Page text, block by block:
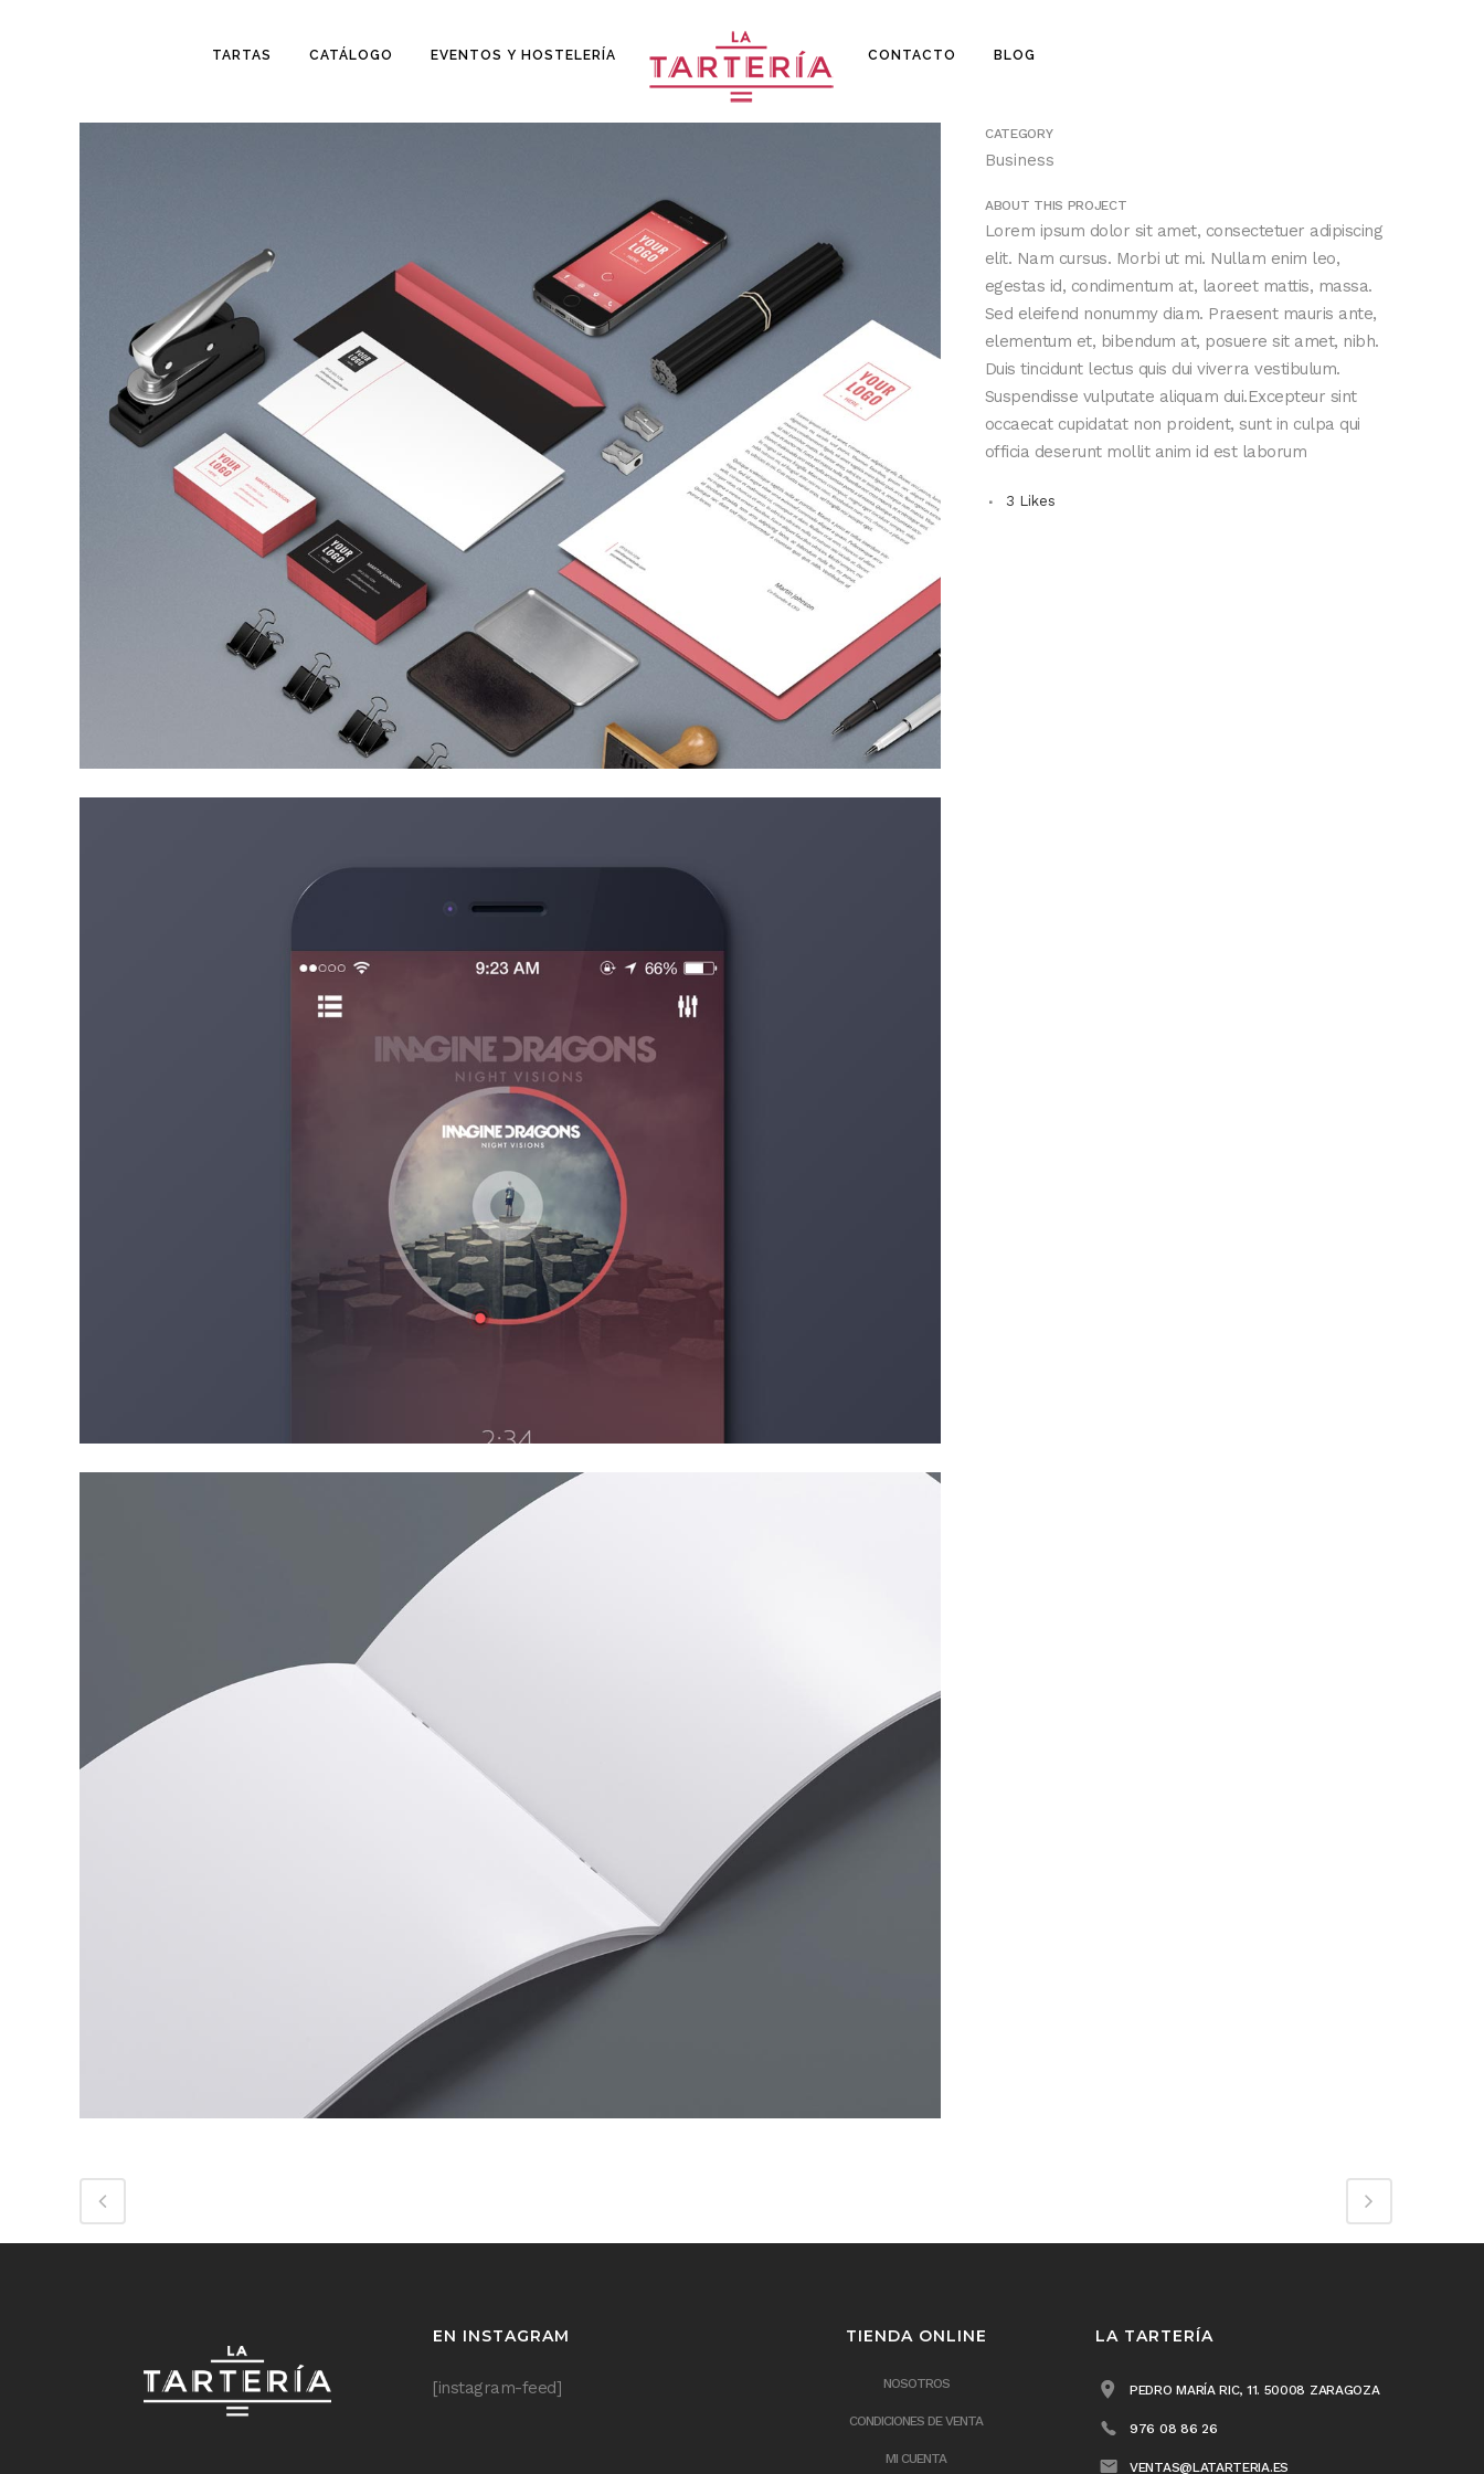
TARTAS CATÁLOGO EVENTOS Y HOSTELERÍA CONTACTO BLOG
CATEGORY
Business
ABOUT THIS PROJECT
Lorem ipsum dolor sit amet, consectetuer adipiscing
elit. Nam cursus. Morbi ut mi. Nullam enim leo,
egestas id, condimentum at, laoreet mattis, massa.
Sed eleifend nonummy diam. Praesent mauris ante,
elementum et, bibendum at, posuere sit amet, nibh.
Duis tincidunt lectus quis dui viverra vestibulum.
Suspendisse vulputate aliquam dui.Excepteur sint
occaecat cupidatat non proident, sunt in culpa qui
officia deserunt mollit anim id est laborum
3 Likes
EN INSTAGRAM
[instagram-feed]
TIENDA ONLINE
NOSOTROS
CONDICIONES DE VENTA
MI CUENTA
LA TARTERÍA
PEDRO MARÍA RIC, 11. 50008 ZARAGOZA
976 08 86 26
VENTAS@LATARTERIA.ES